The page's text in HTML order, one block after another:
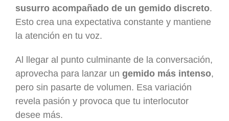
susurro acompañado de un gemido discreto.
Esto crea una expectativa constante y mantiene
la atención en tu voz.
Al llegar al punto culminante de la conversación,
aprovecha para lanzar un gemido más intenso,
pero sin pasarte de volumen. Esa variación
revela pasión y provoca que tu interlocutor
desee más.